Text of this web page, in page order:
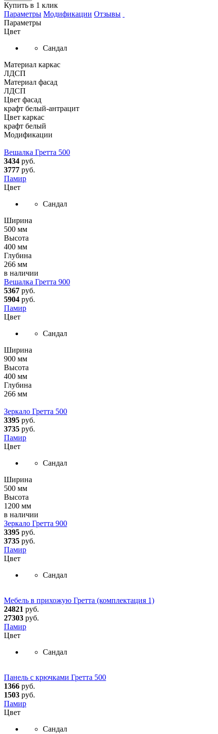
Купить в 1 клик
Параметры Модификации Отзывы
Параметры
Цвет
Сандал
Материал каркас
ЛДСП
Материал фасад
ЛДСП
Цвет фасад
крафт белый-антрацит
Цвет каркас
крафт белый
Модификации
Вешалка Гретта 500
3434 руб.
3777 руб.
Памир
Цвет
Сандал
Ширина
500 мм
Высота
400 мм
Глубина
266 мм
в наличии
Вешалка Гретта 900
5367 руб.
5904 руб.
Памир
Цвет
Сандал
Ширина
900 мм
Высота
400 мм
Глубина
266 мм
Зеркало Гретта 500
3395 руб.
3735 руб.
Памир
Цвет
Сандал
Ширина
500 мм
Высота
1200 мм
в наличии
Зеркало Гретта 900
3395 руб.
3735 руб.
Памир
Цвет
Сандал
Мебель в прихожую Гретта (комплектация 1)
24821 руб.
27303 руб.
Памир
Цвет
Сандал
Панель с крючками Гретта 500
1366 руб.
1503 руб.
Памир
Цвет
Сандал